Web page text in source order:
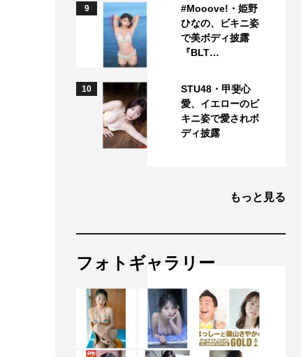
9
#Mooove!・姫野
ひなの、ビキニ姿
で美ボディ披露
『BLT…
10
STU48・甲斐心
愛、イエローのビ
キニ姿で愛されボ
ディ披露
もっと見る
フォトギャラリー